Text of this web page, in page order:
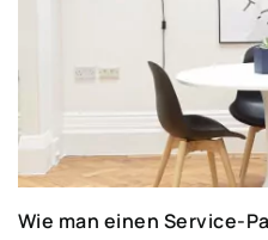
Wie man einen Service-